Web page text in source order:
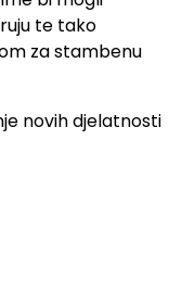
te tako
za stambenu
novih djelatnosti